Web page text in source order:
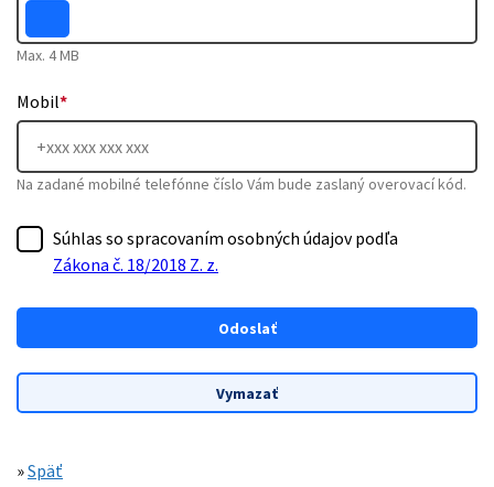
Max. 4 MB
Mobil*
Na zadané mobilné telefónne číslo Vám bude zaslaný overovací kód.
Súhlas so spracovaním osobných údajov podľa
Zákona č. 18/2018 Z. z.
»Späť